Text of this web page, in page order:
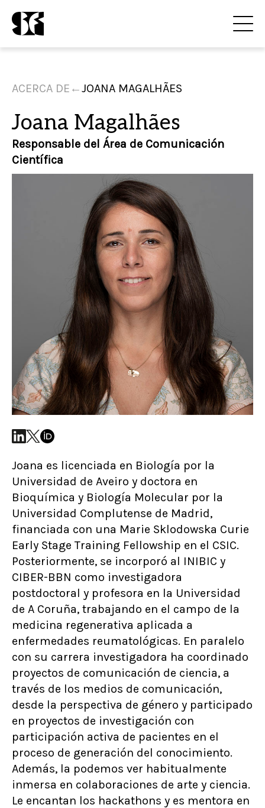
ACERCA DE ←JOANA MAGALHÃES
Joana Magalhães
Responsable del Área de Comunicación
Científica
Joana es licenciada en Biología por la
Universidad de Aveiro y doctora en
Bioquímica y Biología Molecular por la
Universidad Complutense de Madrid,
financiada con una Marie Sklodowska Curie
Early Stage Training Fellowship en el CSIC.
Posteriormente, se incorporó al INIBIC y
CIBER-BBN como investigadora
postdoctoral y profesora en la Universidad
de A Coruña, trabajando en el campo de la
medicina regenerativa aplicada a
enfermedades reumatológicas. En paralelo
con su carrera investigadora ha coordinado
proyectos de comunicación de ciencia, a
través de los medios de comunicación,
desde la perspectiva de género y participado
en proyectos de investigación con
participación activa de pacientes en el
proceso de generación del conocimiento.
Además, la podemos ver habitualmente
inmersa en colaboraciones de arte y ciencia.
Le encantan los hackathons y es mentora en